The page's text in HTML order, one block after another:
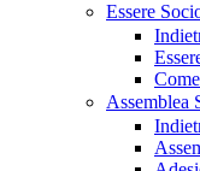
Essere
Assemblea